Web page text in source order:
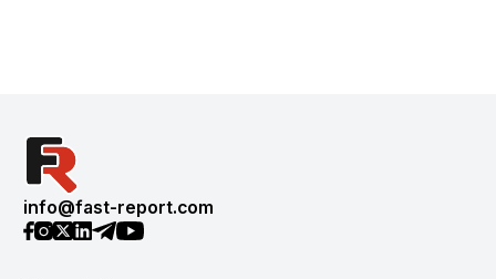
info@fast-report.com